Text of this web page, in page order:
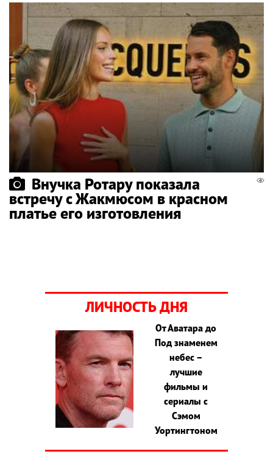
Внучка Ротару показала
встречу с Жакмюсом в красном
платье его изготовления
ЛИЧНОСТЬ ДНЯ
От Аватара до
Под знаменем
небес –
лучшие
фильмы и
сериалы с
Сэмом
Уортингтоном